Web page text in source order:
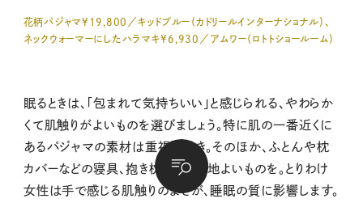
花柄パジャマ¥19,800／キッドブルー（カドリールインターナショナル）、
ネックウォーマーにしたハラマキ¥6,930／アムワー（ロトトショールーム）
眠るときは、「包まれて気持ちいい」と感じられる、やわらか
くて肌触りがよいものを選びましょう。特に肌の一番近くに
あるパジャマの素材は重視すべき。そのほか、ふとんや枕
カバーなどの寝具、抱き枕なども心地よいものを。とりわけ
女性は手で感じる肌触りのよさが、睡眠の質に影響します。